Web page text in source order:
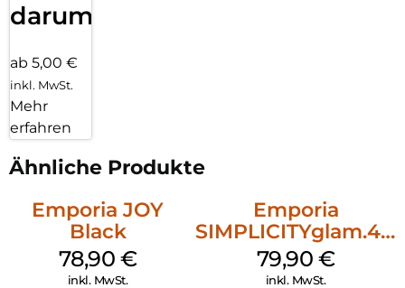
darum!
ab 5,00 €
inkl. MwSt.
Mehr
erfahren
Ähnliche Produkte
Emporia JOY
Black
78,90 €
inkl. MwSt.
Emporia
SIMPLICITYglam.4G
Schwarz
79,90 €
inkl. MwSt.